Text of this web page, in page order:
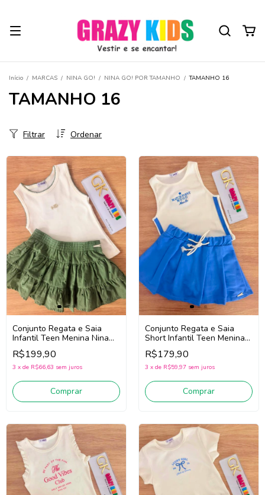
Início / MARCAS / NINA GO! / NINA GO! POR TAMANHO / TAMANHO 16
TAMANHO 16
Ordenar
Filtrar
Conjunto Regata e Saia
Infantil Teen Menina Nina
Go! 2263027 (Off
White/Verde)
R$199,90
3 x de R$66,63 sem juros
Comprar
Conjunto Regata e Saia
Short Infantil Teen Menina
Nina Go! 2263033 (Off
White/Azul)
R$179,90
3 x de R$59,97 sem juros
Comprar